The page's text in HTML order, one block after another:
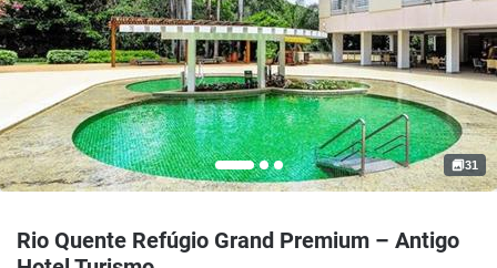
Rio Quente Refúgio Grand Premium – Antigo
31